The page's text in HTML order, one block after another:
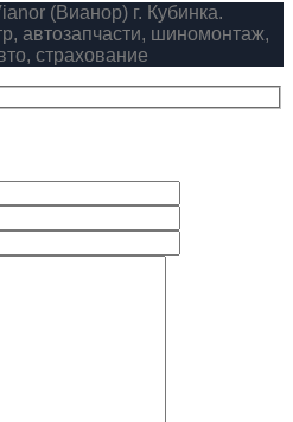
(Вианор) г. Кубинка.
автозапчасти, шиномонтаж,
страхование